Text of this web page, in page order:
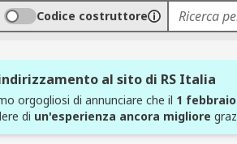
Codice costruttore
al sito di RS Italia
orgogliosi di annunciare che il 1 febbraio
di un'esperienza ancora migliore